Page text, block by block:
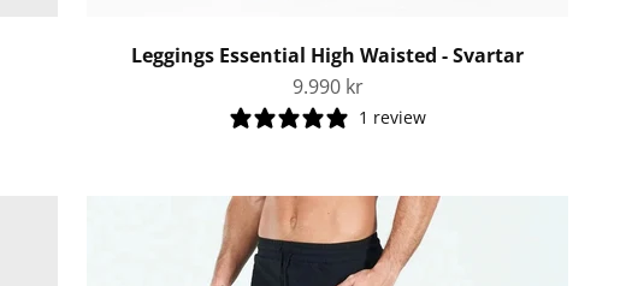
Leggings Essential High Waisted - Svartar
Tilboðsverð
9.990 kr
1 review